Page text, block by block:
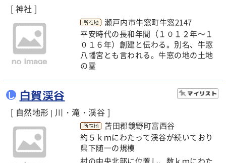
[ 神社 ]
瀬戸内市牛窓町牛窓2147
平安時代の長和年間（１０１２年～１
０１６年）創建と伝わる。別名、牛窓
八幡宮とも言われる。牛窓の地の土地
の霊
し 白賀渓谷
[ 自然地形 | 川・滝・渓谷 ]
苫田郡鏡野町富西谷
約５ｋｍにわたって渓谷が続いており
県下随一の規模